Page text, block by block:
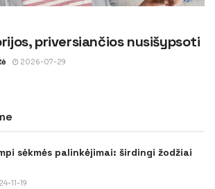
priversiančios nusišypsoti
2026-07-29
sėkmės palinkėjimai: širdingi žodžiai
11-19